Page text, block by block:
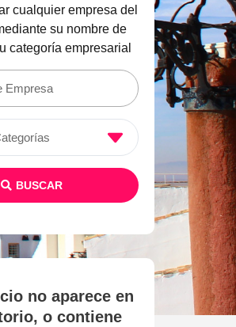
cualquier empresa del
su nombre de
categoría empresarial
BUSCAR
no aparece en
o contiene